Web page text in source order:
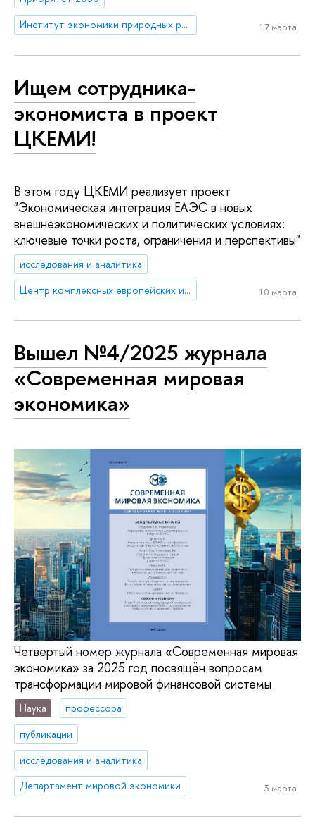
Институт экономики природных ресурсов и изменения климата
17 марта
Ищем сотрудника-
экономиста в проект
ЦКЕМИ!
В этом году ЦКЕМИ реализует проект
"Экономическая интеграция ЕАЭС в новых
внешнеэкономических и политических условиях:
ключевые точки роста, ограничения и перспективы"
исследования и аналитика
Центр комплексных европейских и международных исследований (ЦКЕМИ)
10 марта
Вышел №4/2025 журнала
«Современная мировая
экономика»
Четвертый номер журнала «Современная мировая
экономика» за 2025 год посвящён вопросам
трансформации мировой финансовой системы
Наука
профессора
публикации
исследования и аналитика
Департамент мировой экономики
3 марта